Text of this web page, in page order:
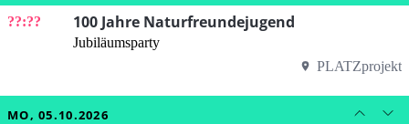
??:?? 100 Jahre Naturfreundejugend
Jubiläumsparty
PLATZprojekt
MO, 05.10.2026